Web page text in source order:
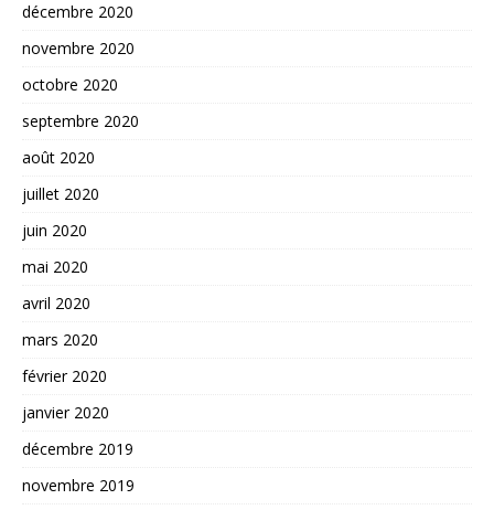
décembre 2020
novembre 2020
octobre 2020
septembre 2020
août 2020
juillet 2020
juin 2020
mai 2020
avril 2020
mars 2020
février 2020
janvier 2020
décembre 2019
novembre 2019